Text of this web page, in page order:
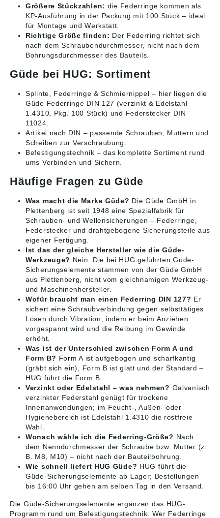
Größere Stückzahlen: die Federringe kommen als
KP-Ausführung in der Packung mit 100 Stück – ideal
für Montage und Werkstatt.
Richtige Größe finden: Der Federring richtet sich
nach dem Schraubendurchmesser, nicht nach dem
Bohrungsdurchmesser des Bauteils.
Güde bei HUG: Sortiment
Splinte, Federringe & Schmiernippel – hier liegen die
Güde Federringe DIN 127 (verzinkt & Edelstahl
1.4310, Pkg. 100 Stück) und Federstecker DIN
11024.
Artikel nach DIN – passende Schrauben, Muttern und
Scheiben zur Verschraubung.
Befestigungstechnik – das komplette Sortiment rund
ums Verbinden und Sichern.
Häufige Fragen zu Güde
Was macht die Marke Güde? Die Güde GmbH in
Plettenberg ist seit 1948 eine Spezialfabrik für
Schrauben- und Wellensicherungen – Federringe,
Federstecker und drahtgebogene Sicherungsteile aus
eigener Fertigung.
Ist das der gleiche Hersteller wie die Güde-
Werkzeuge? Nein. Die bei HUG geführten Güde-
Sicherungselemente stammen von der Güde GmbH
aus Plettenberg, nicht vom gleichnamigen Werkzeug-
und Maschinenhersteller.
Wofür braucht man einen Federring DIN 127? Er
sichert eine Schraubverbindung gegen selbsttätiges
Lösen durch Vibration, indem er beim Anziehen
vorgespannt wird und die Reibung im Gewinde
erhöht.
Was ist der Unterschied zwischen Form A und
Form B? Form A ist aufgebogen und scharfkantig
(gräbt sich ein), Form B ist glatt und der Standard –
HUG führt die Form B.
Verzinkt oder Edelstahl – was nehmen? Galvanisch
verzinkter Federstahl genügt für trockene
Innenanwendungen; im Feucht-, Außen- oder
Hygienebereich ist Edelstahl 1.4310 die rostfreie
Wahl.
Wonach wähle ich die Federring-Größe? Nach
dem Nenndurchmesser der Schraube bzw. Mutter (z.
B. M8, M10) – nicht nach der Bauteilbohrung.
Wie schnell liefert HUG Güde? HUG führt die
Güde-Sicherungselemente ab Lager; Bestellungen
bis 16:00 Uhr gehen am selben Tag in den Versand.
Die Güde-Sicherungselemente ergänzen das HUG-
Programm rund um Befestigungstechnik . Wer Federringe